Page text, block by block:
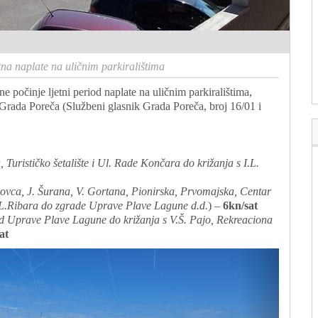
naplate na uličnim parkiralištima
počinje ljetni period naplate na uličnim parkiralištima,
Poreča (Službeni glasnik Grada Poreča, broj 16/01 i
Turističko šetalište i Ul. Rade Končara do križanja s I.L.
J. Šurana, V. Gortana, Pionirska, Prvomajska, Centar
do zgrade Uprave Plave Lagune d.d.) – 6kn/sat
Uprave Plave Lagune do križanja s V.Š. Pajo, Rekreaciona